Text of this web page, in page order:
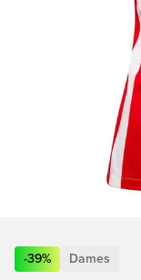
-39% Dames